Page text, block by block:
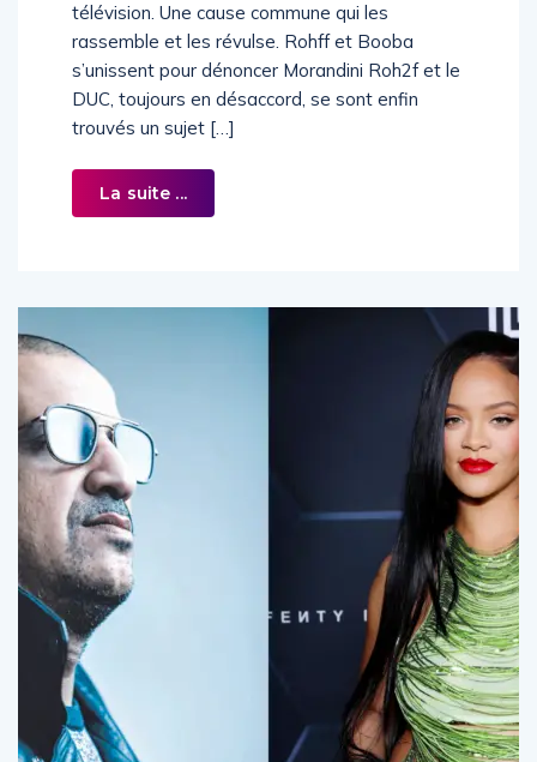
télévision. Une cause commune qui les
rassemble et les révulse. Rohff et Booba
s’unissent pour dénoncer Morandini Roh2f et le
DUC, toujours en désaccord, se sont enfin
trouvés un sujet […]
La suite ...